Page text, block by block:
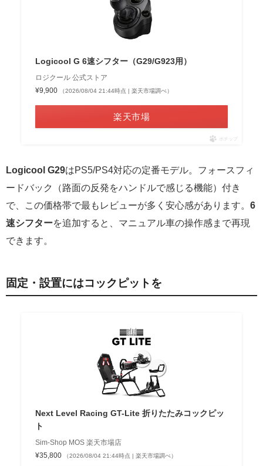
Logicool G 6速シフター（G29/G923用）
ロジクール 公式ストア
¥9,900
（2026/08/04 21:44時点 | 楽天市場調べ）
楽天市場
ポチップ
Logicool G29はPS5/PS4対応の定番モデル。フォースフィ
ードバック（路面の反発をハンドルで感じる機能）付き
で、この価格帯で最もレビューが多く安心感があります。 6
速シフターを追加すると、マニュアル車の操作感まで再現
できます。
固定・設置にはコックピットを
Next Level Racing GT-Lite 折りたたみコックピッ
ト
Sim-Shop MOS 楽天市場店
¥35,800
（2026/08/04 21:44時点 | 楽天市場調べ）